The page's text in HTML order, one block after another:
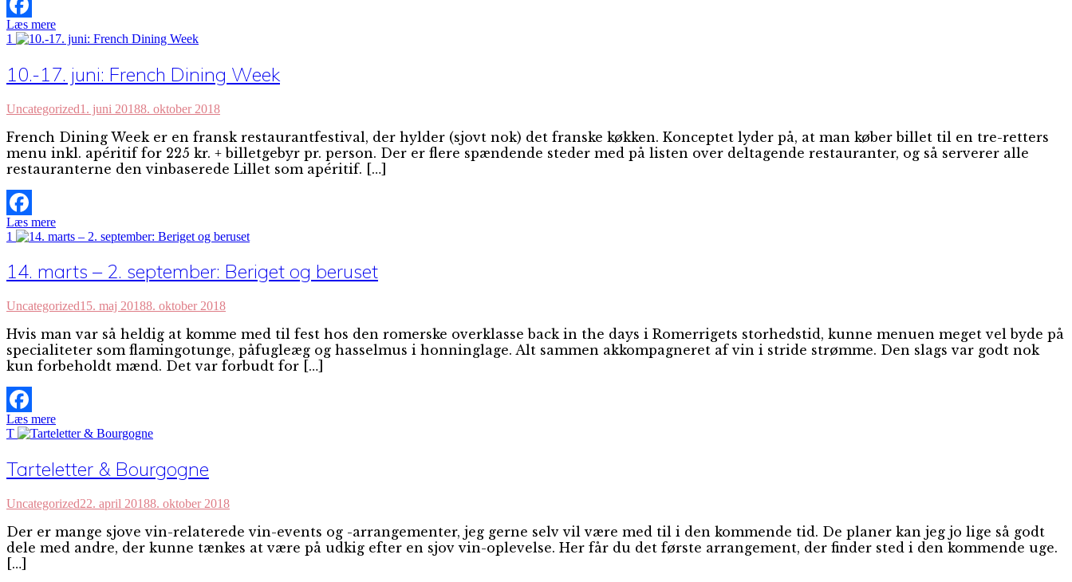
Facebook
Læs mere
1
10.-17. juni: French Dining Week
Uncategorized1. juni 20188. oktober 2018
French Dining Week er en fransk restaurantfestival, der hylder (sjovt nok) det franske køkken. Konceptet lyder på, at man køber billet til en tre-retters
menu inkl. apéritif for 225 kr. + billetgebyr pr. person. Der er flere spændende steder med på listen over deltagende restauranter, og så serverer alle
restauranterne den vinbaserede Lillet som apéritif. […]
Facebook
Læs mere
1
14. marts – 2. september: Beriget og beruset
Uncategorized15. maj 20188. oktober 2018
Hvis man var så heldig at komme med til fest hos den romerske overklasse back in the days i Romerrigets storhedstid, kunne menuen meget vel byde på
specialiteter som flamingotunge, påfugleæg og hasselmus i honninglage. Alt sammen akkompagneret af vin i stride strømme. Den slags var godt nok
kun forbeholdt mænd. Det var forbudt for […]
Facebook
Læs mere
T
Tarteletter & Bourgogne
Uncategorized22. april 20188. oktober 2018
Der er mange sjove vin-relaterede vin-events og -arrangementer, jeg gerne selv vil være med til i den kommende tid. De planer kan jeg jo lige så godt
dele med andre, der kunne tænkes at være på udkig efter en sjov vin-oplevelse. Her får du det første arrangement, der finder sted i den kommende uge.
[…]